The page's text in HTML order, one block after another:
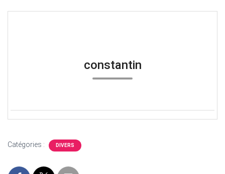
constantin
Catégories : DIVERS